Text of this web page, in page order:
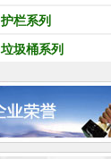
护栏系列
垃圾桶系列